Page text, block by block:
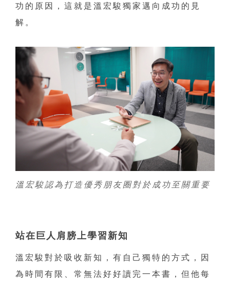
功的原因，這就是溫宏駿獨家邁向成功的見
解。
溫宏駿認為打造優秀朋友圈對於成功至關重要
站在巨人肩膀上學習新知
溫宏駿對於吸收新知，有自己獨特的方式，因
為時間有限、常無法好好讀完一本書，但他每